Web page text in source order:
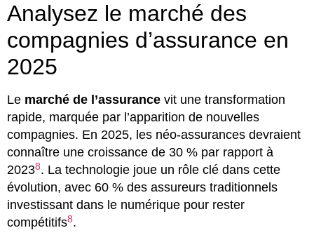
Analysez le marché des
compagnies d’assurance en
2025
Le marché de l’assurance vit une transformation
rapide, marquée par l’apparition de nouvelles
compagnies. En 2025, les néo-assurances devraient
connaître une croissance de 30 % par rapport à
20238. La technologie joue un rôle clé dans cette
évolution, avec 60 % des assureurs traditionnels
investissant dans le numérique pour rester
compétitifs8.